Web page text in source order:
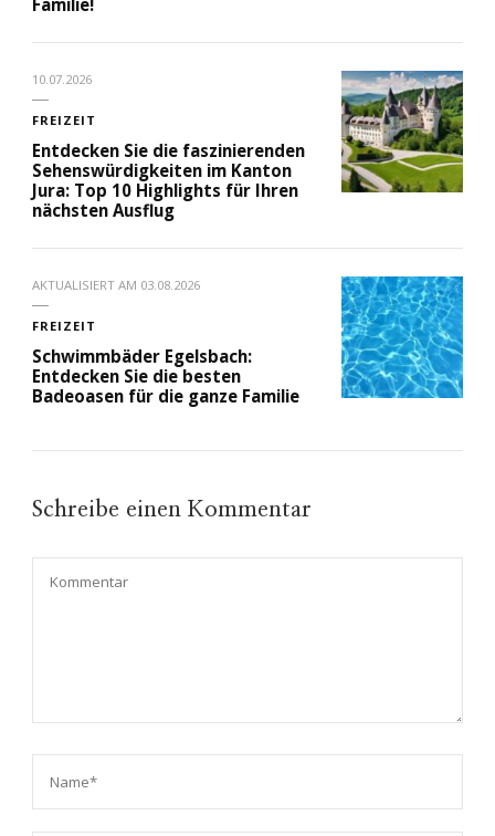
10.07.2026
FREIZEIT
Entdecken Sie die faszinierenden
Sehenswürdigkeiten im Kanton
Jura: Top 10 Highlights für Ihren
nächsten Ausflug
AKTUALISIERT AM 03.08.2026
FREIZEIT
Schwimmbäder Egelsbach:
Entdecken Sie die besten
Badeoasen für die ganze Familie
Schreibe einen Kommentar